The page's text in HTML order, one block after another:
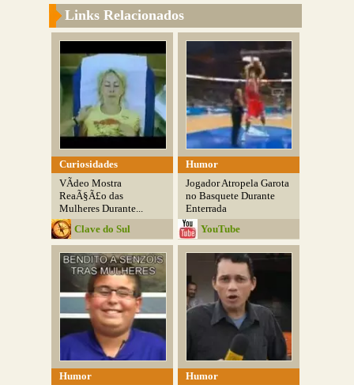
Links Relacionados
Curiosidades
VÃ­deo Mostra
ReaÃ§Ã£o das
Mulheres Durante...
Clave do Sul
Humor
Jogador Atropela Garota
no Basquete Durante
Enterrada
YouTube
Humor
Humor